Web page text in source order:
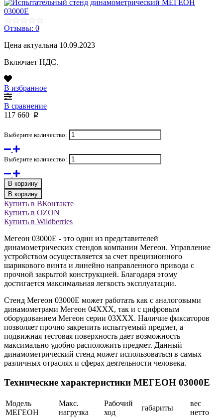
Отзывы: 0
Цена актуальна 10.09.2023
Включает НДС.
В избранное
В сравнение
117 660 p
Выберите количество:
Выберите количество:
В корзину
В корзину
Купить в ВКонтакте
Купить в OZON
Купить в Wildberries
Мегеон 03000E - это один из представителей
динамометрических стендов компании Мегеон. Управление
устройством осуществляется за счет прецизионного
шарикового винта и линейно направленного привода с
прочной закрытой конструкцией. Благодаря этому
достигается максимальная легкость эксплуатации.
Стенд Мегеон 03000E может работать как с аналоговыми
динамометрами Мегеон 04ХХХ, так и с цифровым
оборудованием Мегеон серии 03ХХХ. Наличие фиксаторов
позволяет прочно закрепить испытуемый предмет, а
подвижная тестовая поверхность дает возможность
максимально удобно расположить предмет. Данный
динамометрический стенд может использоваться в самых
различных отраслях и сферах деятельности человека.
Технические характеристики МЕГЕОН 03000E
Модель
МЕГЕОН
Макс.
нагрузка
Рабочий
ход
габариты
вес
нетто